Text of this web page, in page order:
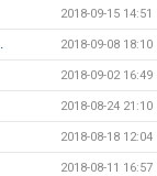
2018-09-15 14:51
2018-09-08 18:10
2018-09-02 16:49
2018-08-24 21:10
2018-08-18 12:04
2018-08-11 16:57